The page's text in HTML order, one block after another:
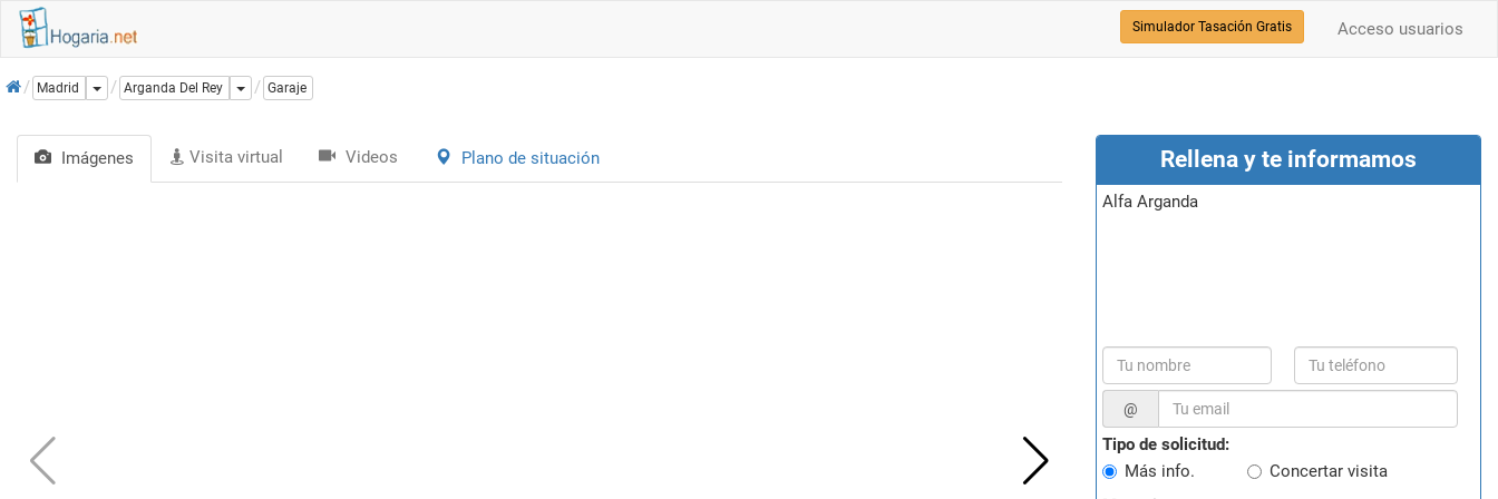
Acceso usuarios
Simulador Tasación Gratis
InicioMadrid Dropdown
Arganda Del Rey Dropdown
Garaje
Imágenes Visita virtual Videos Plano de situación Rellena y te informamos
Alfa Arganda
@
Tipo de solicitud:
Más info.
Concertar visita